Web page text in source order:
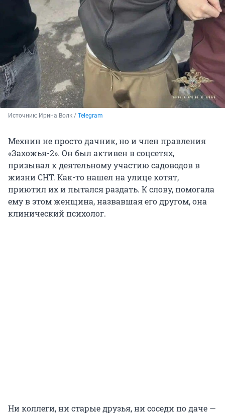
Источник: Ирина Волк / Telegram
Мехнин не просто дачник, но и член правления
«Захожья-2». Он был активен в соцсетях,
призывал к деятельному участию садоводов в
жизни СНТ. Как-то нашел на улице котят,
приютил их и пытался раздать. К слову, помогала
ему в этом женщина, назвавшая его другом, она
клинический психолог.
Ни коллеги, ни старые друзья, ни соседи по даче —